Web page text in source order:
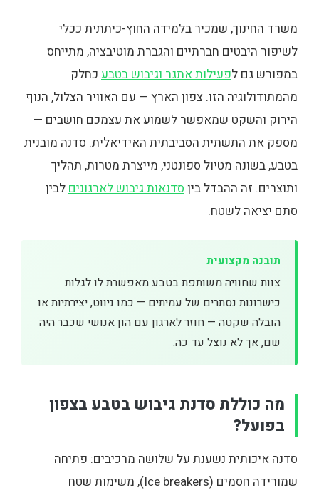
משרד החינוך, שמכיר בלמידה החוץ-כיתתית ככלי
לשיפור היבטים חברתיים והגברת מוטיבציה, מתייחס
במפורש גם לפעילות אתגר וגיבוש בטבע כחלק
מהמתודולוגיה הזו. צפון הארץ — עם האוויר הצלול, הנוף
הירוק והשקט שמאפשר לשמוע את עצמכם חושבים —
מספק את התשתית הסביבתית האידיאלית. סדנה מובנית
בטבע, בשונה מטיול ספונטני, מייצרת מטרות, תהליך
ותוצרים. זה ההבדל ביןסדנאות גיבוש לארגוניםלבין
סתם יציאה לשטח.
תובנה מקצועית
צוות שחוויה משותפת בטבע מאפשרת לו לגלות
כישרונות נסתרים של עמיתים — כמו ניווט, יצירתיות או
הובלה שקטה — חוזר לארגון עם הון אנושי שכבר היה
שם, אך לא נוצל עד כה.
מה כוללת סדנת גיבוש בטבע בצפון
בפועל?
סדנה איכותית נשענת על שלושה מרכיבים: פתיחה
שמורידה חסמים (Ice breakers), משימות שטח